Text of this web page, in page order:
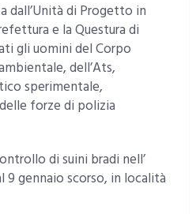
dall’Unità di Progetto in
e la Questura di
gli uomini del Corpo
dell’Ats,
sperimentale,
forze di polizia
di suini bradi nell’
9 gennaio scorso, in località